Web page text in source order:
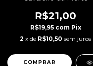
R$21,00
R$19,95 com Pix
2 x de R$10,50 sem juros